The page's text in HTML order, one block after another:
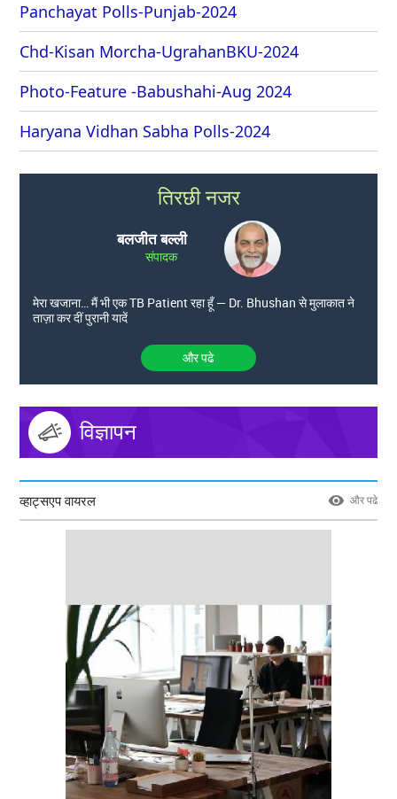
Panchayat Polls-Punjab-2024
Chd-Kisan Morcha-UgrahanBKU-2024
Photo-Feature -Babushahi-Aug 2024
Haryana Vidhan Sabha Polls-2024
तिरछी नजर
बलजीत बल्ली
संपादक
मेरा खजाना… मैं भी एक TB Patient रहा हूँ — Dr. Bhushan से मुलाकात ने
ताज़ा कर दीं पुरानी यादें
और पढे
विज्ञापन
व्हाट्सएप वायरल और पढे